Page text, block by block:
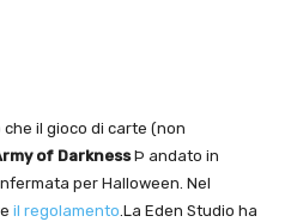
il gioco di carte (non
of DarknessÞ andato in
per Halloween. Nel
il regolamento.La Eden Studio ha